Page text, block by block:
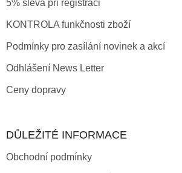
5% sleva při registraci
KONTROLA funkčnosti zboží
Podmínky pro zasílání novinek a akcí
Odhlášení News Letter
Ceny dopravy
DŮLEŽITÉ INFORMACE
Obchodní podmínky